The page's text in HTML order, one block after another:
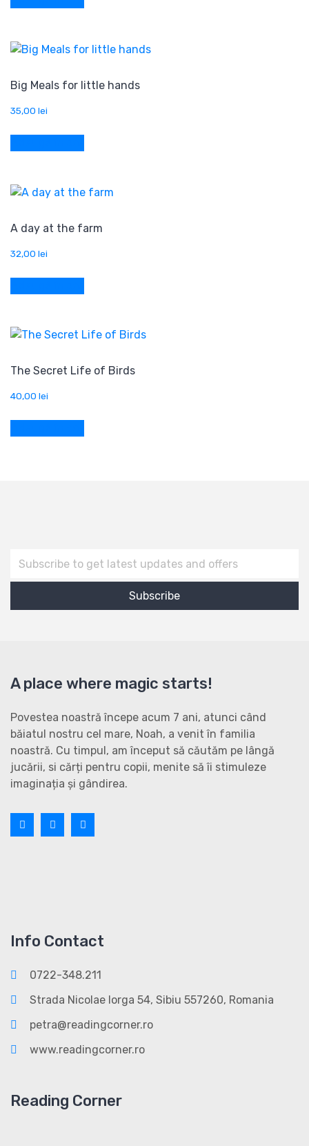
Big Meals for little hands
35,00 lei
A day at the farm
32,00 lei
The Secret Life of Birds
40,00 lei
A place where magic starts!
Povestea noastră începe acum 7 ani, atunci când
băiatul nostru cel mare, Noah, a venit în familia
noastră. Cu timpul, am început să căutăm pe lângă
jucării, si cărți pentru copii, menite să îi stimuleze
imaginația și gândirea.
Info Contact
0722-348.211
Strada Nicolae Iorga 54, Sibiu 557260, Romania
petra@readingcorner.ro
www.readingcorner.ro
Reading Corner